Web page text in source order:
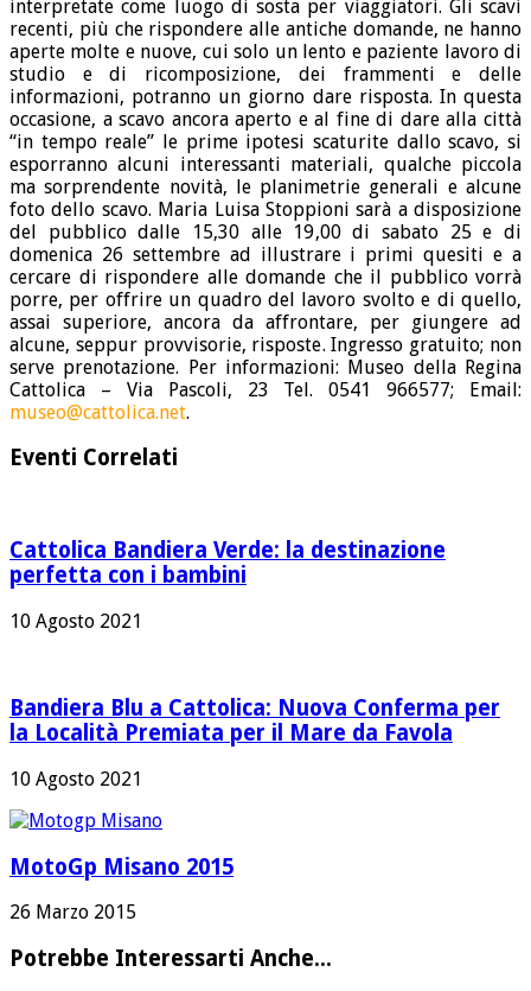
interpretate come luogo di sosta per viaggiatori. Gli scavi
recenti, più che rispondere alle antiche domande, ne hanno
aperte molte e nuove, cui solo un lento e paziente lavoro di
studio e di ricomposizione, dei frammenti e delle
informazioni, potranno un giorno dare risposta. In questa
occasione, a scavo ancora aperto e al fine di dare alla città
“in tempo reale” le prime ipotesi scaturite dallo scavo, si
esporranno alcuni interessanti materiali, qualche piccola
ma sorprendente novità, le planimetrie generali e alcune
foto dello scavo. Maria Luisa Stoppioni sarà a disposizione
del pubblico dalle 15,30 alle 19,00 di sabato 25 e di
domenica 26 settembre ad illustrare i primi quesiti e a
cercare di rispondere alle domande che il pubblico vorrà
porre, per offrire un quadro del lavoro svolto e di quello,
assai superiore, ancora da affrontare, per giungere ad
alcune, seppur provvisorie, risposte. Ingresso gratuito; non
serve prenotazione. Per informazioni: Museo della Regina
Cattolica – Via Pascoli, 23 Tel. 0541 966577; Email:
museo@cattolica.net.
Eventi Correlati
Cattolica Bandiera Verde: la destinazione
perfetta con i bambini
10 Agosto 2021
Bandiera Blu a Cattolica: Nuova Conferma per
la Località Premiata per il Mare da Favola
10 Agosto 2021
MotoGp Misano 2015
26 Marzo 2015
Potrebbe Interessarti Anche...